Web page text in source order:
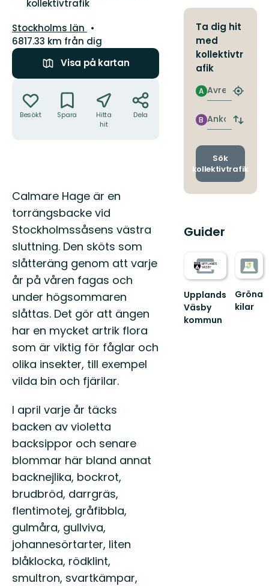
kollektivtrafik
Län:
Stockholms län
6817.33 km från dig
Visa på kartan
Besökt Spara
Hitta
hit
Dela
Beskrivning
Calmare Hage är en
torrängsbacke vid
Stockholmssåsens västra
sluttning. Den sköts som
slåtteräng genom att varje
år på våren fagas och
under högsommaren
slåttas. Det gör att ängen
har en mycket artrik flora
som är viktig för fåglar och
olika insekter, till exempel
vilda bin och fjärilar.
I april varje år täcks
backen av violetta
backsippor och senare
blommar här bland annat
backnejlika, bockrot,
brudbröd, darrgräs,
flentimotej, gråfibbla,
gulmåra, gullviva,
johannesörtarter, liten
blåklocka, rödklint,
smultron, svartkämpar,
Ta dig hit
med
kollektivtr
afik
Avresa
A
Hitta
Ankomst
B
Byt
och
Sök
kollektivtrafik
Guider
Upplands
Väsby
kommun
Gröna
kilar